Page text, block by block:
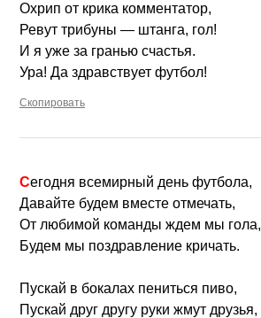
Охрип от крика комментатор,
Ревут трибуны — штанга, гол!
И я уже за гранью счастья.
Ура! Да здравствует футбол!
Скопировать
Сегодня всемирный день футбола,
Давайте будем вместе отмечать,
От любимой команды ждем мы гола,
Будем мы поздравление кричать.
Пускай в бокалах пениться пиво,
Пускай друг другу руки жмут друзья,